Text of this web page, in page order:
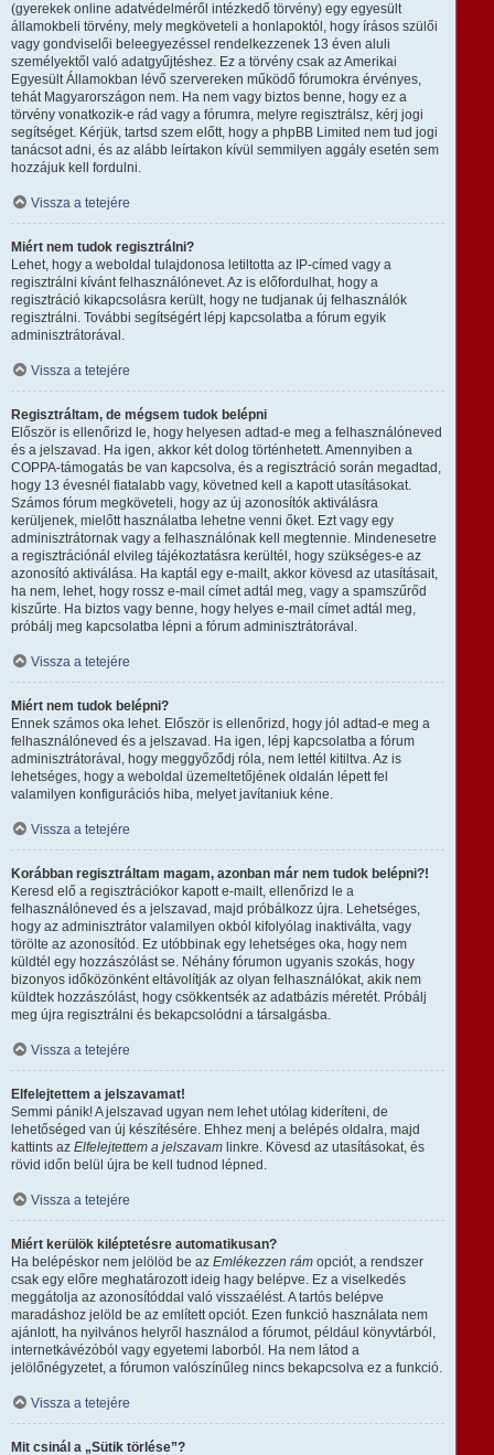
(gyerekek online adatvédelméről intézkedő törvény) egy egyesült
államokbeli törvény, mely megköveteli a honlapoktól, hogy írásos szülői
vagy gondviselői beleegyezéssel rendelkezzenek 13 éven aluli
személyektől való adatgyűjtéshez. Ez a törvény csak az Amerikai
Egyesült Államokban lévő szervereken működő fórumokra érvényes,
tehát Magyarországon nem. Ha nem vagy biztos benne, hogy ez a
törvény vonatkozik-e rád vagy a fórumra, melyre regisztrálsz, kérj jogi
segítséget. Kérjük, tartsd szem előtt, hogy a phpBB Limited nem tud jogi
tanácsot adni, és az alább leírtakon kívül semmilyen aggály esetén sem
hozzájuk kell fordulni.
Vissza a tetejére
Miért nem tudok regisztrálni?
Lehet, hogy a weboldal tulajdonosa letiltotta az IP-címed vagy a
regisztrálni kívánt felhasználónevet. Az is előfordulhat, hogy a
regisztráció kikapcsolásra került, hogy ne tudjanak új felhasználók
regisztrálni. További segítségért lépj kapcsolatba a fórum egyik
adminisztrátorával.
Vissza a tetejére
Regisztráltam, de mégsem tudok belépni
Először is ellenőrizd le, hogy helyesen adtad-e meg a felhasználóneved
és a jelszavad. Ha igen, akkor két dolog történhetett. Amennyiben a
COPPA-támogatás be van kapcsolva, és a regisztráció során megadtad,
hogy 13 évesnél fiatalabb vagy, követned kell a kapott utasításokat.
Számos fórum megköveteli, hogy az új azonosítók aktiválásra
kerüljenek, mielőtt használatba lehetne venni őket. Ezt vagy egy
adminisztrátornak vagy a felhasználónak kell megtennie. Mindenesetre
a regisztrációnál elvileg tájékoztatásra kerültél, hogy szükséges-e az
azonosító aktiválása. Ha kaptál egy e-mailt, akkor kövesd az utasításait,
ha nem, lehet, hogy rossz e-mail címet adtál meg, vagy a spamszűrőd
kiszűrte. Ha biztos vagy benne, hogy helyes e-mail címet adtál meg,
próbálj meg kapcsolatba lépni a fórum adminisztrátorával.
Vissza a tetejére
Miért nem tudok belépni?
Ennek számos oka lehet. Először is ellenőrizd, hogy jól adtad-e meg a
felhasználóneved és a jelszavad. Ha igen, lépj kapcsolatba a fórum
adminisztrátorával, hogy meggyőződj róla, nem lettél kitiltva. Az is
lehetséges, hogy a weboldal üzemeltetőjének oldalán lépett fel
valamilyen konfigurációs hiba, melyet javítaniuk kéne.
Vissza a tetejére
Korábban regisztráltam magam, azonban már nem tudok belépni?!
Keresd elő a regisztrációkor kapott e-mailt, ellenőrizd le a
felhasználóneved és a jelszavad, majd próbálkozz újra. Lehetséges,
hogy az adminisztrátor valamilyen okból kifolyólag inaktiválta, vagy
törölte az azonosítód. Ez utóbbinak egy lehetséges oka, hogy nem
küldtél egy hozzászólást se. Néhány fórumon ugyanis szokás, hogy
bizonyos időközönként eltávolítják az olyan felhasználókat, akik nem
küldtek hozzászólást, hogy csökkentsék az adatbázis méretét. Próbálj
meg újra regisztrálni és bekapcsolódni a társalgásba.
Vissza a tetejére
Elfelejtettem a jelszavamat!
Semmi pánik! A jelszavad ugyan nem lehet utólag kideríteni, de
lehetőséged van új készítésére. Ehhez menj a belépés oldalra, majd
kattints az Elfelejtettem a jelszavam linkre. Kövesd az utasításokat, és
rövid időn belül újra be kell tudnod lépned.
Vissza a tetejére
Miért kerülök kiléptetésre automatikusan?
Ha belépéskor nem jelölöd be az Emlékezzen rám opciót, a rendszer
csak egy előre meghatározott ideig hagy belépve. Ez a viselkedés
meggátolja az azonosítóddal való visszaélést. A tartós belépve
maradáshoz jelöld be az említett opciót. Ezen funkció használata nem
ajánlott, ha nyilvános helyről használod a fórumot, például könyvtárból,
internetkávézóból vagy egyetemi laborból. Ha nem látod a
jelölőnégyzetet, a fórumon valószínűleg nincs bekapcsolva ez a funkció.
Vissza a tetejére
Mit csinál a „Sütik törlése”?